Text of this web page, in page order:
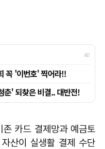
카드 결제망과 예금토
산이 실생활 결제 수단